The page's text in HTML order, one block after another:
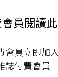
作與管理行
、藝文講座
武營歌劇計
員閱讀
會員立即加
誌付費會員